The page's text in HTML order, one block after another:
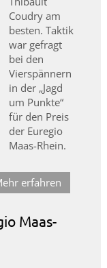
Coudry am
besten. Taktik
war gefragt
bei den
Vierspännern
in der „Jagd
um Punkte“
für den Preis
der Euregio
Maas-Rhein.
erfahren
Maas-